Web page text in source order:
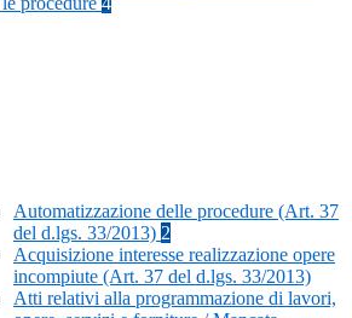
Automatizzazione delle procedure (Art. 37
del d.lgs. 33/2013) 2
Acquisizione interesse realizzazione opere
incompiute (Art. 37 del d.lgs. 33/2013)
Atti relativi alla programmazione di lavori,